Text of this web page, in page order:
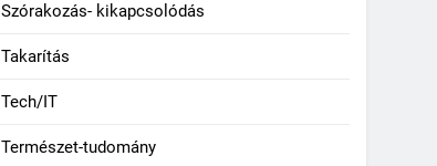
Szórakozás- kikapcsolódás
Takarítás
Tech/IT
Természet-tudomány